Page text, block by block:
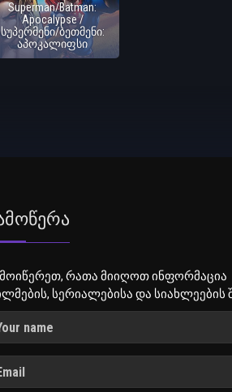
Superman/Batman:
Apocalypse /
სუპერმენი/ბეთმენი:
აპოკალიფსი
რათა მიიღოთ ინფორმაცია
სერიალებისა და სიახლეების